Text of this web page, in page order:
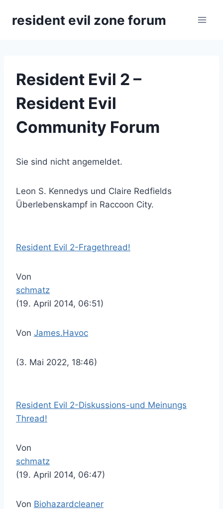
Inhaltresident evil zone forum
Resident Evil 2 –
Resident Evil
Community Forum
Sie sind nicht angemeldet.
Leon S. Kennedys und Claire Redfields
Überlebenskampf in Raccoon City.
Resident Evil 2-Fragethread!
Von
schmatz
(19. April 2014, 06:51)
Von James.Havoc
(3. Mai 2022, 18:46)
Resident Evil 2-Diskussions-und Meinungs
Thread!
Von
schmatz
(19. April 2014, 06:47)
Von Biohazardcleaner